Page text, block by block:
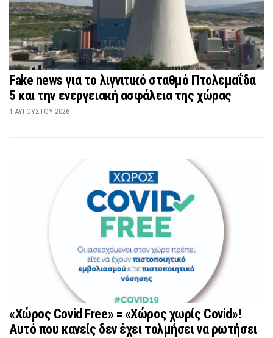
Fake news για το λιγνιτικό σταθμό Πτολεμαΐδα
5 και την ενεργειακή ασφάλεια της χώρας
1 ΑΥΓΟΎΣΤΟΥ 2026
«Χώρος Covid Free» = «Χώρος χωρίς Covid»!
Αυτό που κανείς δεν έχει τολμήσει να ρωτήσει